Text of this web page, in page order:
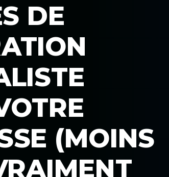
DE
(MOINS